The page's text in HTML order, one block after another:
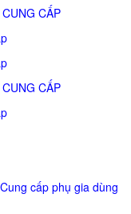
CẤP
CẤP
cấp phụ gia dùng